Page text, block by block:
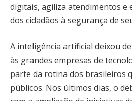
digitais, agiliza atendimentos e
dos cidadãos à segurança de
A inteligência artificial deixou
às grandes empresas de
parte da rotina dos brasileiros
públicos. Nos últimos dias, o